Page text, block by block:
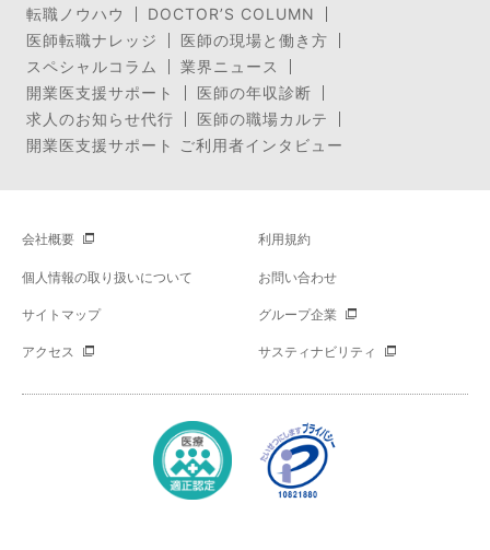
転職ノウハウ
DOCTOR’S COLUMN
医師転職ナレッジ
医師の現場と働き方
スペシャルコラム
業界ニュース
開業医支援サポート
医師の年収診断
求人のお知らせ代行
医師の職場カルテ
開業医支援サポート ご利用者インタビュー
会社概要 利用規約
個人情報の取り扱いについて お問い合わせ
サイトマップ グループ企業
アクセス サスティナビリティ